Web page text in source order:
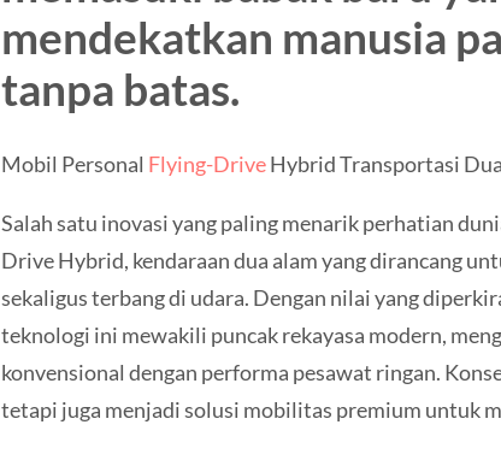
mendekatkan manusia
tanpa batas.
Mobil Personal Flying-DriveHybrid Transportasi
Salah satu inovasi yang paling menarik perhatian
Drive Hybrid, kendaraan dua alam yang dirancang
sekaligus terbang di udara. Dengan nilai yang
teknologi ini mewakili puncak rekayasa modern,
konvensional dengan performa pesawat ringan.
tetapi juga menjadi solusi mobilitas premium untuk